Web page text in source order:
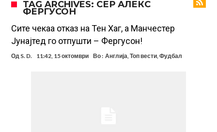
85 милиони евра
Манчестер Сити за 100 милиони евра ја носи сензацијата од СП
Се подготвува фудбалска предавство какво што не е видено од
2010 година?
Тикет на денот (недела, 09.08.2026)
Само во Турција: Салах доби милиони, а потоа градоначалникот
TAG ARCHIVES: СЕР АЛЕКС
ФЕРГУСОН
Сите чекаа отказ на Тен Хаг, а Манчестер
Јунајтед го отпушти – Фергусон!
Од S. D. 11:42, 15 октомври Во : Англија Топ вести, Фудбал